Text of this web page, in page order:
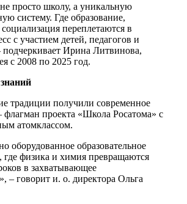
просто школу, а уникальную
систему. Где образование,
переплетаются в
с участием детей, педагогов и
подчеркивает Ирина Литвинова,
с 2008 по 2025 год.
традиции получили современное
проекта «Школа Росатома» с
атомклассом.
оборудованное образовательное
где физика и химия превращаются
в захватывающее
– говорит и. о. директора Ольга